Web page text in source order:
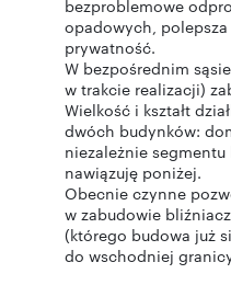
bezproblemowe
opadowych,
prywatność.
W bezpośrednim
w trakcie realizacji)
Wielkość i kształt
dwóch budynków:
niezależnie
nawiązuję poniżej.
Obecnie czynne
w zabudowie
(którego budowa już
do wschodniej